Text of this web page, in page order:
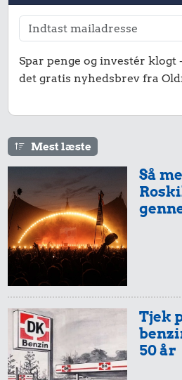
Spar penge og investér
det gratis nyhedsbrev fra
Mest læste
Så
Tjek
50 år